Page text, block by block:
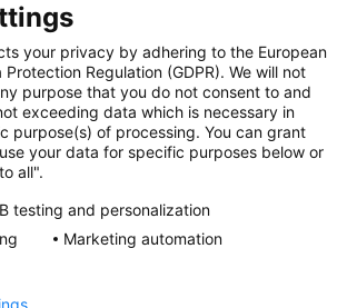
your privacy by adhering to the European
Protection Regulation (GDPR). We will not
purpose that you do not consent to and
exceeding data which is necessary in
purpose(s) of processing. You can grant
your data for specific purposes below or
all".
testing and personalization
Marketing automation
Leczniczych, Wyrobów Medycznych
Al. Jerozolimskie 181C; 02-222
48 22 49 21 301; Faks:+ 48 22 49 21 309
https://smz.ezdrowie.gov.pl. Działania
zgłaszać również podmiotowi
Podmiot odpowiedzialny:Zakłady
nr R/6725 wydane przez MZ. Lek
ChPL: 2025.02.05